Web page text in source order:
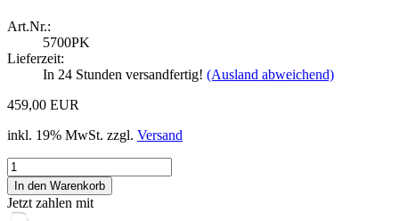
Art.Nr.:
5700PK
Lieferzeit:
In 24 Stunden versandfertig! (Ausland abweichend)
459,00 EUR
inkl. 19% MwSt. zzgl. Versand
Jetzt zahlen mit